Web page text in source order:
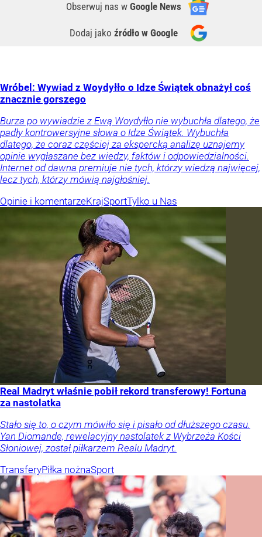
Obserwuj nas w Google News
Dodaj jako źródło w Google
Wróbel: Wywiad z Woydyłło o Idze Świątek obnażył coś
znacznie gorszego
Burza po wywiadzie z Ewą Woydyłło nie wybuchła dlatego, że
padły kontrowersyjne słowa o Idze Świątek. Wybuchła
dlatego, że coraz częściej za ekspercką analizę uznajemy
opinie wygłaszane bez wiedzy, faktów i odpowiedzialności.
Internet od dawna premiuje nie tych, którzy wiedzą najwięcej,
lecz tych, którzy mówią najgłośniej.
Opinie i komentarzeKrajSportTylko u Nas
Real Madryt właśnie pobił rekord transferowy! Fortuna
za nastolatka
Stało się to, o czym mówiło się i pisało od dłuższego czasu.
Yan Diomande, rewelacyjny nastolatek z Wybrzeża Kości
Słoniowej, został piłkarzem Realu Madryt.
TransferyPiłka nożnaSport